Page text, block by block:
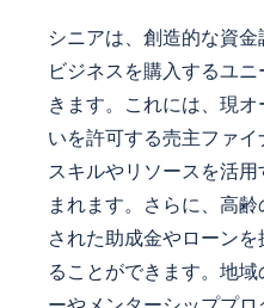
シニアは、創造的な資
ビジネスを購入するユ
きます。これには、現
いを許可する売主ファ
スキルやリソースを活
まれます。さらに、高
された助成金やローン
ることができます。地